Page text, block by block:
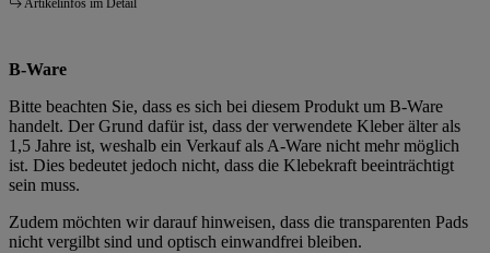
Artikelinfos im Detail
B-Ware
Bitte beachten Sie, dass es sich bei diesem Produkt um B-Ware
handelt. Der Grund dafür ist, dass der verwendete Kleber älter als
1,5 Jahre ist, weshalb ein Verkauf als A-Ware nicht mehr möglich
ist. Dies bedeutet jedoch nicht, dass die Klebekraft beeinträchtigt
sein muss.
Zudem möchten wir darauf hinweisen, dass die transparenten Pads
nicht vergilbt sind und optisch einwandfrei bleiben.